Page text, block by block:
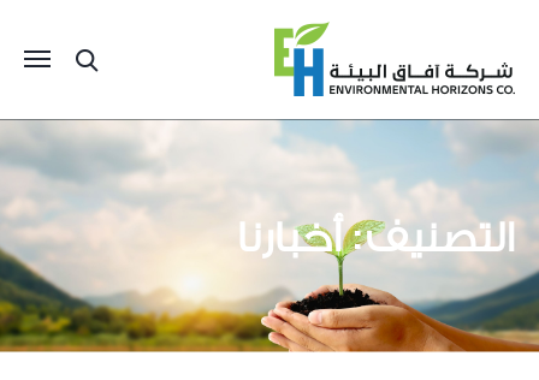
التصنيف:أخبارنا